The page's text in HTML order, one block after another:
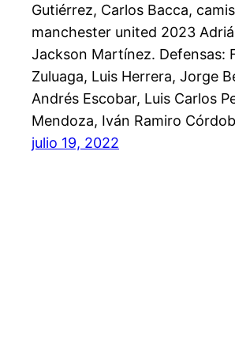
Gutiérrez, Carlos Bacca,
manchester united 2023
Jackson Martínez. Defensas:
Zuluaga, Luis Herrera, Jorge
Andrés Escobar, Luis Carlos
Mendoza, Iván Ramiro
julio 19, 2022